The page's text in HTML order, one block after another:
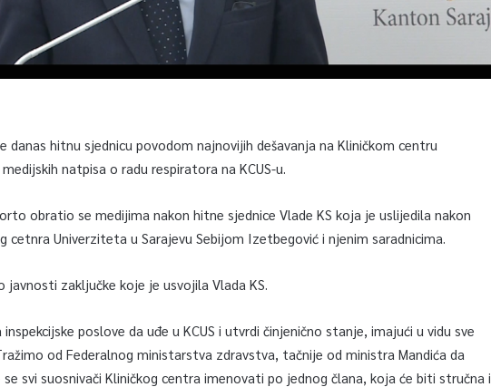
danas hitnu sjednicu povodom najnovijih dešavanja na Kliničkom centru
natpisa o radu respiratora na KCUS-u.
obratio se medijima nakon hitne sjednice Vlade KS koja je uslijedila nakon
cetnra Univerziteta u Sarajevu Sebijom Izetbegović i njenim saradnicima.
zaključke koje je usvojila Vlada KS.
poslove da uđe u KCUS i utvrdi činjenično stanje, imajući u vidu sve
od Federalnog ministarstva zdravstva, tačnije od ministra Mandića da
svi suosnivači Kliničkog centra imenovati po jednog člana, koja će biti stručna i